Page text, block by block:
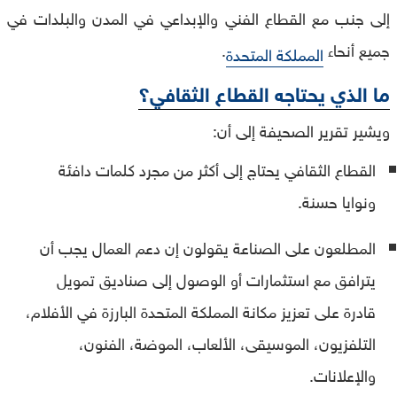
إلى جنب مع القطاع الفني والإبداعي في المدن والبلدات في
جميع أنحاءالمملكة المتحدة.
ما الذي يحتاجه القطاع الثقافي؟
ويشير تقرير الصحيفة إلى أن:
القطاع الثقافي يحتاج إلى أكثر من مجرد كلمات دافئة
ونوايا حسنة.
المطلعون على الصناعة يقولون إن دعم العمال يجب أن
يترافق مع استثمارات أو الوصول إلى صناديق تمويل
قادرة على تعزيز مكانة المملكة المتحدة البارزة في الأفلام،
التلفزيون، الموسيقى، الألعاب، الموضة، الفنون،
والإعلانات.